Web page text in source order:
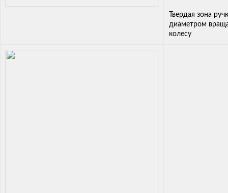
Твердая зона
диаметром
колесу